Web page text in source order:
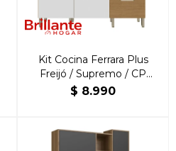
Kit Cocina Ferrara Plus
Freijó / Supremo / CP
Ripado Freijó
$ 8.990